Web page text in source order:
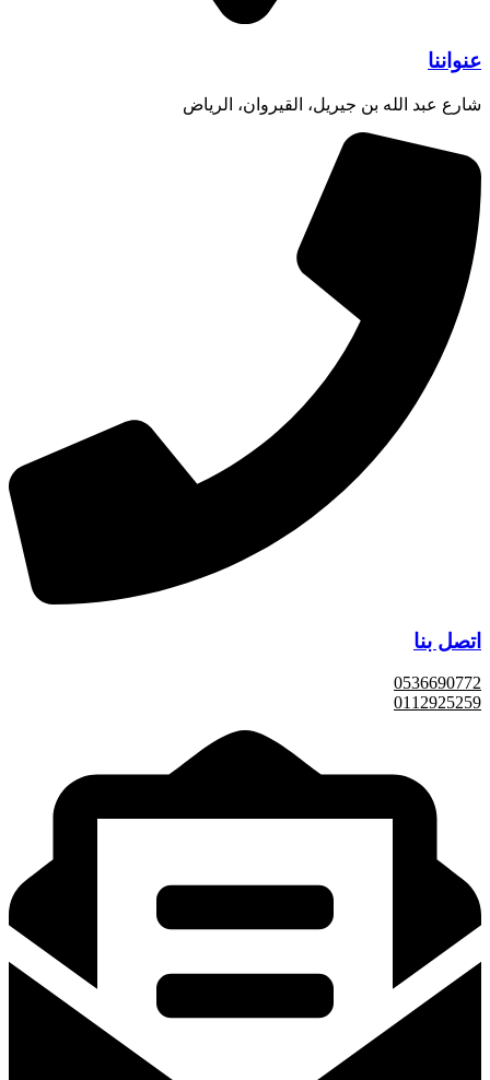
عنواننا
شارع عبد الله بن جيريل، القيروان، الرياض
اتصل بنا
0536690772
0112925259